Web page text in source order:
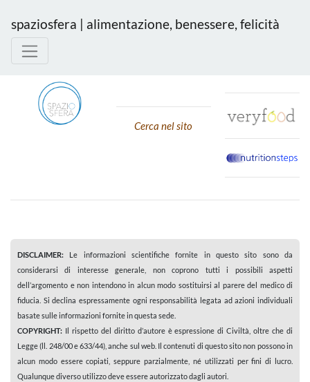
spaziosfera | alimentazione, benessere, felicità
Cerca nel sito
DISCLAIMER: Le informazioni scientifiche fornite in questo sito sono da
considerarsi di interesse generale, non coprono tutti i possibili aspetti
dell’argomento e non intendono in alcun modo sostituirsi al parere del medico di
fiducia. Si declina espressamente ogni responsabilità legata ad azioni individuali
basate sulle informazioni fornite in questa sede.
COPYRIGHT: Il rispetto del diritto d’autore è espressione di Civiltà, oltre che di
Legge (ll. 248/00 e 633/44), anche sul web. Il contenuti di questo sito non possono in
alcun modo essere copiati, seppure parzialmente, né utilizzati per fini di lucro.
Qualunque diverso utilizzo deve essere autorizzato dagli autori.